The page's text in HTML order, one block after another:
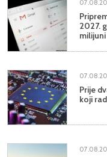
2027.
milijuni
Prije
koji